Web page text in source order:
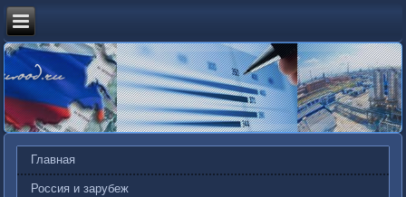
Главная
Россия и зарубеж